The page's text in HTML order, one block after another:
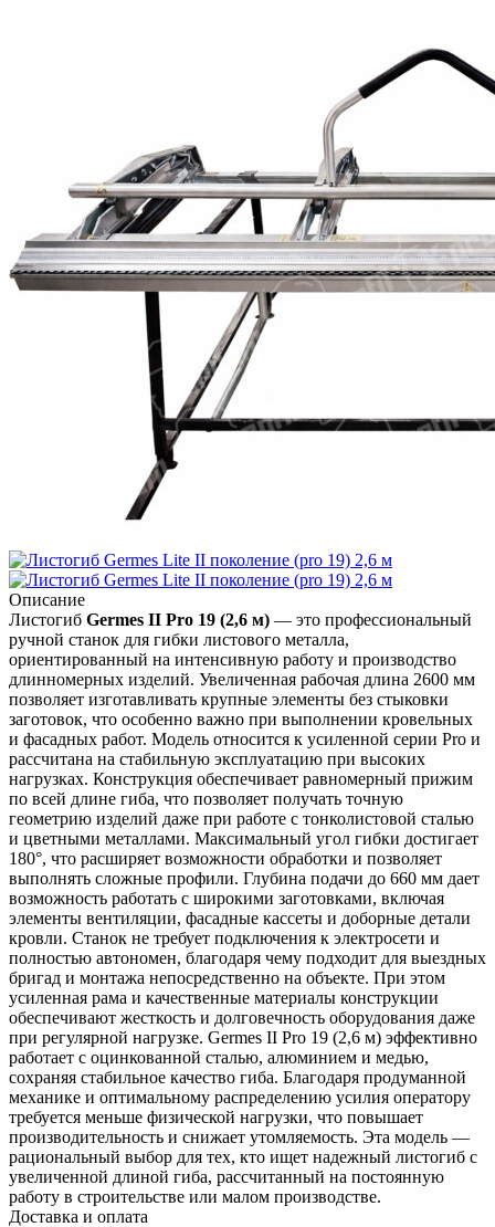
Описание
Листогиб Germes II Pro 19 (2,6 м) — это профессиональный
ручной станок для гибки листового металла,
ориентированный на интенсивную работу и производство
длинномерных изделий. Увеличенная рабочая длина 2600 мм
позволяет изготавливать крупные элементы без стыковки
заготовок, что особенно важно при выполнении кровельных
и фасадных работ. Модель относится к усиленной серии Pro и
рассчитана на стабильную эксплуатацию при высоких
нагрузках. Конструкция обеспечивает равномерный прижим
по всей длине гиба, что позволяет получать точную
геометрию изделий даже при работе с тонколистовой сталью
и цветными металлами. Максимальный угол гибки достигает
180°, что расширяет возможности обработки и позволяет
выполнять сложные профили. Глубина подачи до 660 мм дает
возможность работать с широкими заготовками, включая
элементы вентиляции, фасадные кассеты и доборные детали
кровли. Станок не требует подключения к электросети и
полностью автономен, благодаря чему подходит для выездных
бригад и монтажа непосредственно на объекте. При этом
усиленная рама и качественные материалы конструкции
обеспечивают жесткость и долговечность оборудования даже
при регулярной нагрузке. Germes II Pro 19 (2,6 м) эффективно
работает с оцинкованной сталью, алюминием и медью,
сохраняя стабильное качество гиба. Благодаря продуманной
механике и оптимальному распределению усилия оператору
требуется меньше физической нагрузки, что повышает
производительность и снижает утомляемость. Эта модель —
рациональный выбор для тех, кто ищет надежный листогиб с
увеличенной длиной гиба, рассчитанный на постоянную
работу в строительстве или малом производстве.
Доставка и оплата